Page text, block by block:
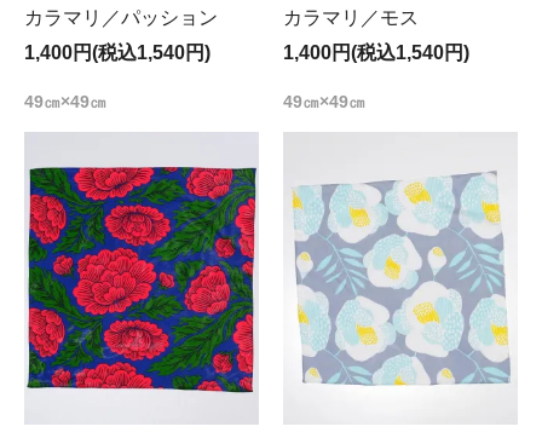
カラマリ／パッション
1,400円(税込1,540円)
49㎝×49㎝
カラマリ／モス
1,400円(税込1,540円)
49㎝×49㎝